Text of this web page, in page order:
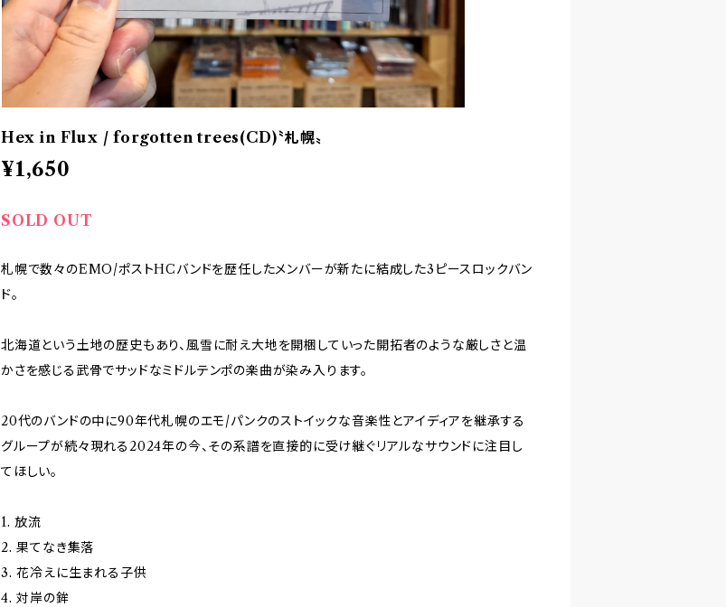
Hex in Flux / forgotten trees(CD)〝札幌〟
¥1,650
SOLD OUT
札幌で数々のEMO/ポストHCバンドを歴任したメンバーが新たに結成した3ピースロックバン
ド。
北海道という土地の歴史もあり、風雪に耐え大地を開梱していった開拓者のような厳しさと温
かさを感じる武骨でサッドなミドルテンポの楽曲が染み入ります。
20代のバンドの中に90年代札幌のエモ/パンクのストイックな音楽性とアイディアを継承する
グループが続々現れる2024年の今、その系譜を直接的に受け継ぐリアルなサウンドに注目し
てほしい。
1. 放流
2. 果てなき集落
3. 花冷えに生まれる子供
4. 対岸の鉾